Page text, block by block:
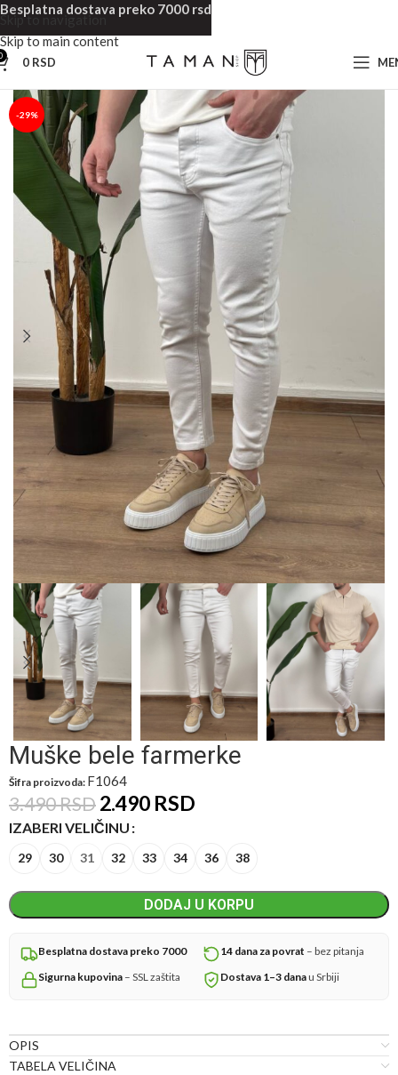
Skip to navigation
Skip to main content
0 RSD
Muške Farmerke
-29%
Muške bele farmerke
Šifra proizvoda: F1064
3.490RSD 2.490 RSD
IZABERI VELIČINU
29 30 31 32 33 34 36 38
DODAJ U KORPU
Besplatna dostava preko 7000 14 dana za povrat – bez pitanja
Sigurna kupovina – SSL zaštita Dostava 1–3 danau Srbiji
OPIS
TABELA VELIČINA
Besplatna dostava preko 7000 rsd